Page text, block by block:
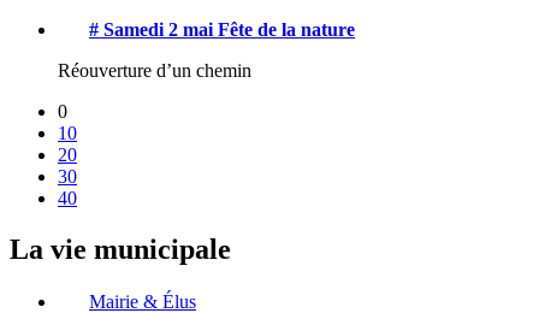
# Samedi 2 mai Fête de la nature
Réouverture d’un chemin
0
10
20
30
40
La vie municipale
Mairie & Élus